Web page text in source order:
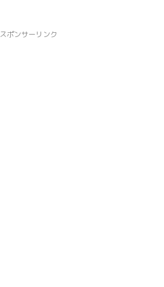
スポンサーリンク